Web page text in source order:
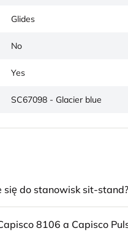
Glides
No
Yes
SC67098 - Glacier blue
się do stanowisk sit-stand?
8106 a Capisco